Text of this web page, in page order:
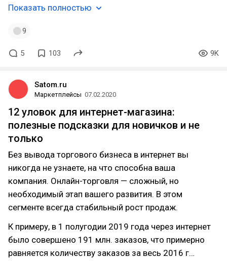
Показать полностью
9
5 103 9K
Satom.ru
Маркетплейсы 07.02.2020
12 уловок для интернет-магазина:
полезные подсказки для новичков и не
только
Без вывода торгового бизнеса в интернет вы
никогда не узнаете, на что способна ваша
компания. Онлайн-торговля — сложный, но
необходимый этап вашего развития. В этом
сегменте всегда стабильный рост продаж.
К примеру, в 1 полугодии 2019 года через интернет
было совершено 191 млн. заказов, что примерно
равняется количеству заказов за весь 2016 г…